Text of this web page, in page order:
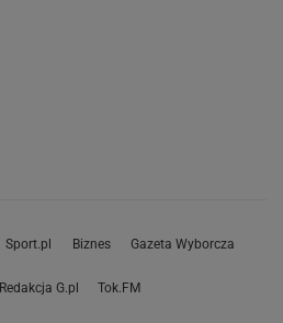
Sport.pl Biznes Gazeta Wyborcza
Redakcja G.pl Tok.FM